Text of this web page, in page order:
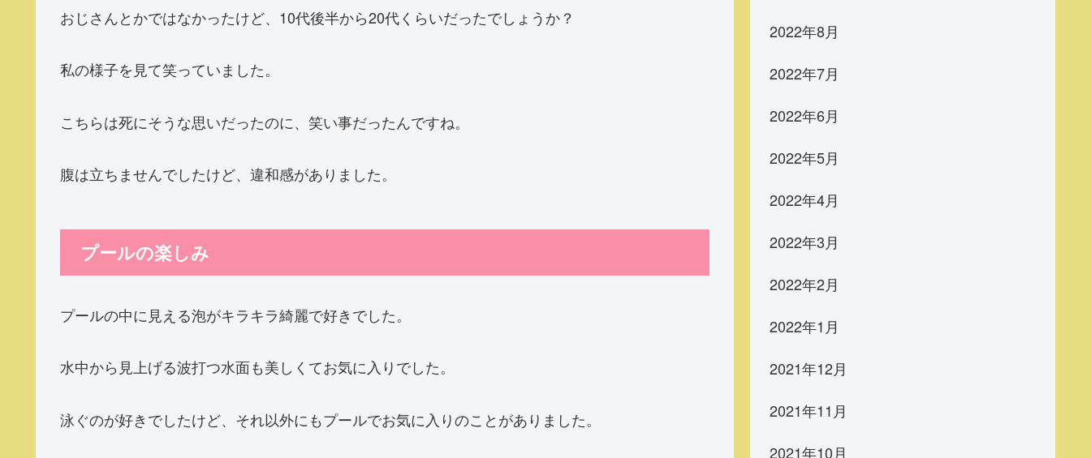
おじさんとかではなかったけど、10代後半から20代くらいだったでしょうか？
私の様子を見て笑っていました。
こちらは死にそうな思いだったのに、笑い事だったんですね。
腹は立ちませんでしたけど、違和感がありました。
プールの楽しみ
プールの中に見える泡がキラキラ綺麗で好きでした。
水中から見上げる波打つ水面も美しくてお気に入りでした。
泳ぐのが好きでしたけど、それ以外にもプールでお気に入りのことがありました。
2022年8月
2022年7月
2022年6月
2022年5月
2022年4月
2022年3月
2022年2月
2022年1月
2021年12月
2021年11月
2021年10月